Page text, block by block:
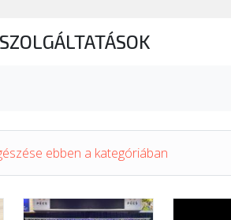
SZOLGÁLTATÁSOK
ebben a kategóriában